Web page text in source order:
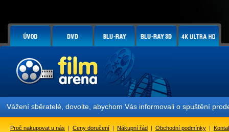
Vážení sběratelé, dovolte, abychom Vás informovali o spuštění
Proč nakupovat u nás | Ceny doručení | Nákupní řád | Obchodní podmínky |